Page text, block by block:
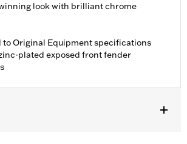
look with brilliant chrome
to Original Equipment specifications
plated exposed front fender